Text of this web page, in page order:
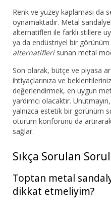
Renk ve yüzey kaplaması da
oynamaktadır. Metal
alternatifleri ile farklı stillere
ya da endüstriyel bir
alternatiflerisunan metal
Son olarak, bütçe ve piyasa
ihtiyaçlarınıza ve
değerlendirmek, en uygun
yardımcı olacaktır.
yalnızca estetik bir görünüm
oturum konforunu da
sağlar.
Sıkça Sorulan
Toptan metal
dikkat etmeliyim?